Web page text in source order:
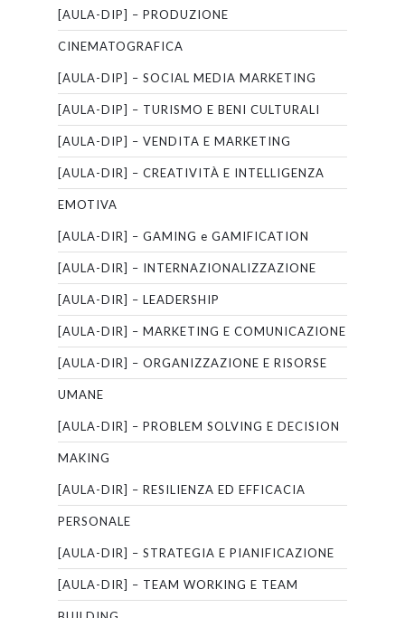
[AULA-DIP] – PRODUZIONE
CINEMATOGRAFICA
[AULA-DIP] – SOCIAL MEDIA MARKETING
[AULA-DIP] – TURISMO E BENI CULTURALI
[AULA-DIP] – VENDITA E MARKETING
[AULA-DIR] – CREATIVITÀ E INTELLIGENZA
EMOTIVA
[AULA-DIR] – GAMING e GAMIFICATION
[AULA-DIR] – INTERNAZIONALIZZAZIONE
[AULA-DIR] – LEADERSHIP
[AULA-DIR] – MARKETING E COMUNICAZIONE
[AULA-DIR] – ORGANIZZAZIONE E RISORSE
UMANE
[AULA-DIR] – PROBLEM SOLVING E DECISION
MAKING
[AULA-DIR] – RESILIENZA ED EFFICACIA
PERSONALE
[AULA-DIR] – STRATEGIA E PIANIFICAZIONE
[AULA-DIR] – TEAM WORKING E TEAM